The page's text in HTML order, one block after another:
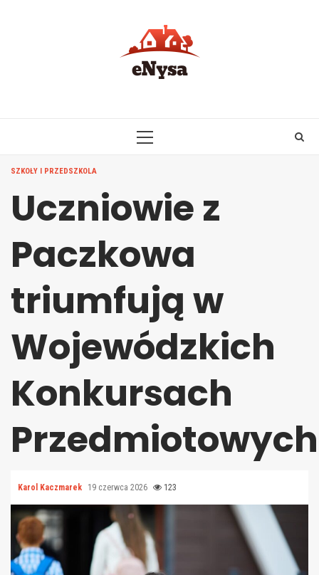
PRIMARY
SZKOŁY I PRZEDSZKOLA
Uczniowie z
Paczkowa
triumfują w
Wojewódzkich
Konkursach
Przedmiotowych
Karol Kaczmarek 19 czerwca 2026 123